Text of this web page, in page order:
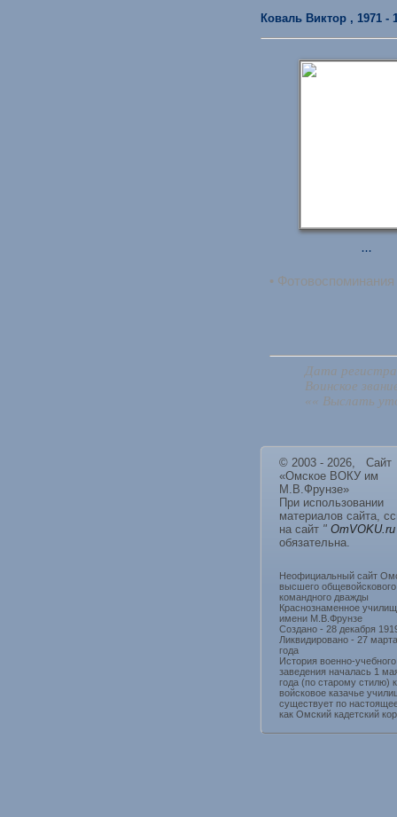
Коваль Виктор , 1971 -
...
• Фотовоспоминания
Дата
Воинское
«« Выслать
© 2003 - 2026, Сайт
«Омское ВОКУ им
М.В.Фрунзе»
При использовании
материалов сайта,
на сайт " OmVOKU.ru
обязательна.
Неофициальный сайт
высшего общевойскового
командного дважды
Краснознаменное
имени М.В.Фрунзе
Создано - 28 декабря
Ликвидировано - 27
года
История военно-учебного
заведения началась 1
года (по старому стилю)
войсковое казачье
существует по
как Омский кадетский